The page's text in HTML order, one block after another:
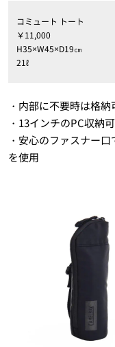
コミュート トート
￥11,000
H35×W45×D19㎝
21ℓ
・内部に不要時は格
・13インチのPC収納
・安心のファスナー
を使用